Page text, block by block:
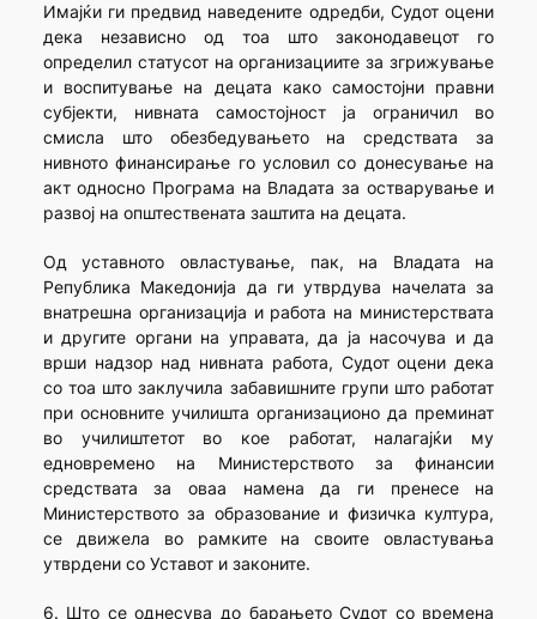
Имајќи ги предвид наведените одредби, Судот оцени
дека независно од тоа што законодавецот го
определил статусот на организациите за згрижување
и воспитување на децата како самостојни правни
субјекти, нивната самостојност ја ограничил во
смисла што обезбедувањето на средствата за
нивното финансирање го условил со донесување на
акт односно Програма на Владата за остварување и
развој на општествената заштита на децата.
Од уставното овластување, пак, на Владата на
Република Македонија да ги утврдува начелата за
внатрешна организација и работа на министерствата
и другите органи на управата, да ја насочува и да
врши надзор над нивната работа, Судот оцени дека
со тоа што заклучила забавишните групи што работат
при основните училишта организационо да преминат
во училиштетот во кое работат, налагајќи му
едновремено на Министерството за финансии
средствата за оваа намена да ги пренесе на
Министерството за образование и физичка култура,
се движела во рамките на своите овластувања
утврдени со Уставот и законите.
6. Што се однесува до барањето Судот со времена